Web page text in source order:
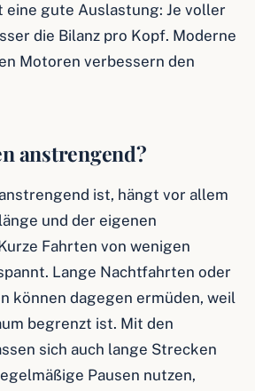
eine gute Auslastung: Je voller
die Bilanz pro Kopf. Moderne
Motoren verbessern den
anstrengend?
ist, hängt vor allem
und der eigenen
Fahrten von wenigen
Lange Nachtfahrten oder
können dagegen ermüden, weil
begrenzt ist. Mit den
sich auch lange Strecken
Pausen nutzen,